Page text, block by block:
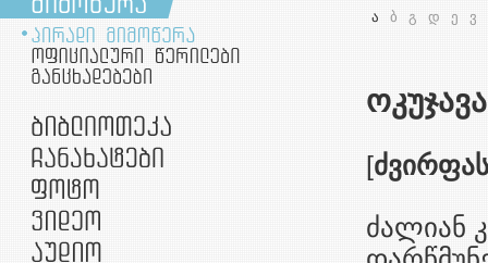
ა ბ გ დ ე ვ
[
ძალიან